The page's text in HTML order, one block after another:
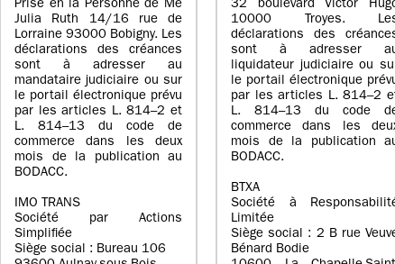
Prise en la Personne de Me
Julia Ruth 14/16 rue de
Lorraine 93000 Bobigny. Les
déclarations des créances
sont à adresser au
mandataire judiciaire ou sur
le portail électronique prévu
par les articles L. 814–2 et
L. 814–13 du code de
commerce dans les deux
mois de la publication au
BODACC.
IMO TRANS
Société par Actions
Simplifiée
Siège social : Bureau 106
32 boulevard Victor
10000 Troyes.
déclarations des
sont à adresser
liquidateur judiciaire ou
le portail électronique
par les articles L. 814–2
L. 814–13 du code
commerce dans les
mois de la publication
BODACC.
BTXA
Société à
Limitée
Siège social : 2 B rue
Bénard Bodie